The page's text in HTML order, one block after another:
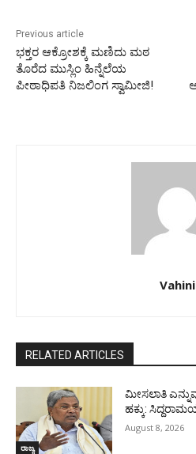
Previous article
ಭಕ್ತರ ಆಕ್ರೋಶಕ್ಕೆ ಮಣಿದು ಮಠ
ತೊರೆದ ಮುಸ್ಲಿಂ ಹಿನ್ನೆಲೆಯ
ಪೀಠಾಧಿಪತಿ ನಿಜಲಿಂಗ ಸ್ವಾಮೀಜಿ!
Vahini
RELATED ARTICLES
ರಾಜ್ಯ
ಮೀಸಲಾತಿ
ಹಕ್ಕು:
August 8, 2026